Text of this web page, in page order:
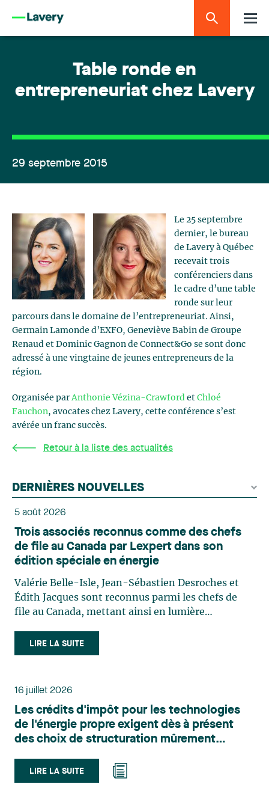
Table ronde en
entrepreneuriat chez Lavery
29 septembre 2015
Le 25 septembre
dernier, le bureau
de Lavery à Québec
recevait trois
conférenciers dans
le cadre d’une table
ronde sur leur
parcours dans le domaine de l’entrepreneuriat. Ainsi,
Germain Lamonde d’EXFO, Geneviève Babin de Groupe
Renaud et Dominic Gagnon de Connect&Go se sont donc
adressé à une vingtaine de jeunes entrepreneurs de la
région.
Organisée parAnthonie Vézina-Crawford et Chloé
Fauchon, avocates chez Lavery, cette conférence s’est
avérée un franc succès.
Retour à la liste des actualités
DERNIÈRES NOUVELLES
5 août 2026
Trois associés reconnus comme des chefs
de file au Canada par Lexpert dans son
édition spéciale en énergie
Valérie Belle-Isle, Jean-Sébastien Desroches et
Édith Jacques sont reconnus parmi les chefs de
file au Canada, mettant ainsi en lumière
le domaine du droit des technologies. Valérie
Belle-Isle est associée au sein du groupe de droit
principalement sur le droit de l’environnement,
du territoire. Elle conseille et représente une
clientèle publique et privée dans le cadre d’enjeux
touchant notamment les obligations
et de permis, l’application et la contestation de
règlements d’urbanisme, ainsi que les dossiers
LIRE LA SUITE
16 juillet 2026
Les crédits d'impôt pour les technologies
de l'énergie propre exigent dès à présent
des choix de structuration mûrement
LIRE LA SUITE